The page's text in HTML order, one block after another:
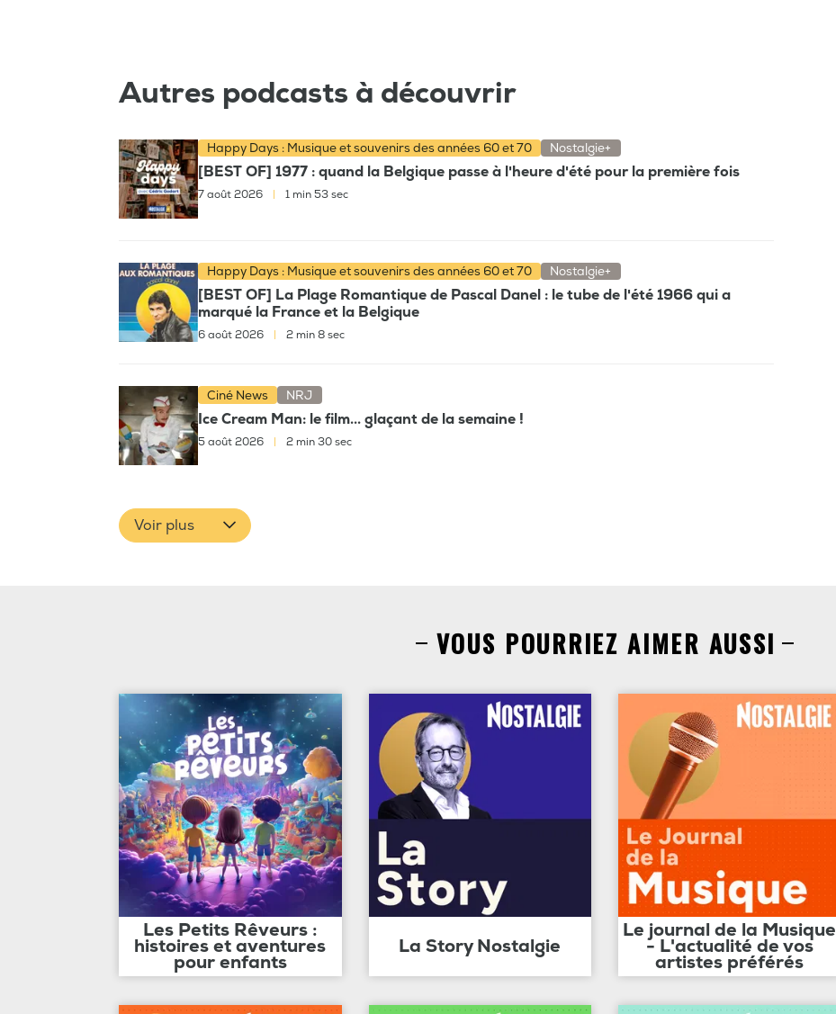
Autres podcasts à découvrir
Happy Days : Musique et souvenirs des années 60 et 70 Nostalgie+
[BEST OF] 1977 : quand la Belgique passe à l'heure d'été pour la première fois
7 août 2026 1 min 53 sec
Happy Days : Musique et souvenirs des années 60 et 70 Nostalgie+
[BEST OF] La Plage Romantique de Pascal Danel : le tube de l'été 1966 qui a
marqué la France et la Belgique
6 août 2026 2 min 8 sec
Ciné News NRJ
Ice Cream Man: le film... glaçant de la semaine !
5 août 2026 2 min 30 sec
Voir plus
VOUS POURRIEZ AIMER AUSSI
Les Petits Rêveurs :
histoires et aventures
pour enfants
La Story Nostalgie
Le journal de la Musique
- L'actualité de vos
artistes préférés